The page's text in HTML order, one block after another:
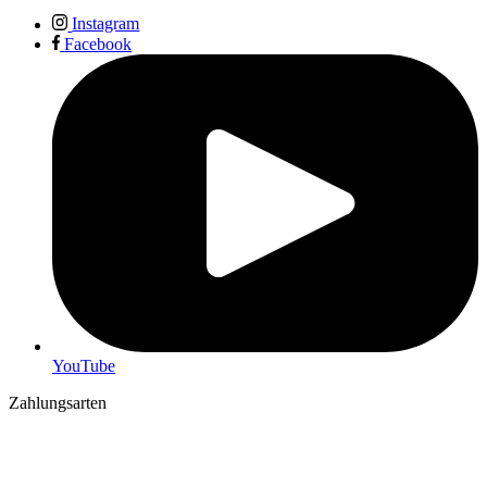
Instagram
Facebook
YouTube
Zahlungsarten